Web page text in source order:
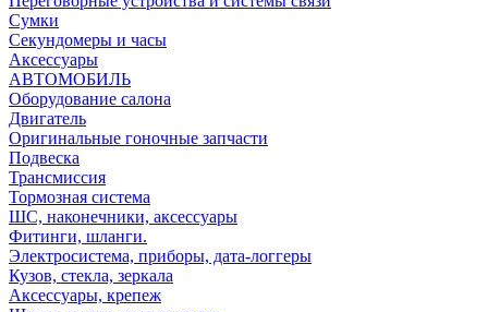
Сумки
Секундомеры и часы
Аксессуары
АВТОМОБИЛЬ
Оборудование салона
Двигатель
Оригинальные гоночные запчасти
Подвеска
Трансмиссия
Тормозная система
ШС, наконечники, аксессуары
Фитинги, шланги.
Электросистема, приборы, дата-логгеры
Кузов, стекла, зеркала
Аксессуары, крепеж